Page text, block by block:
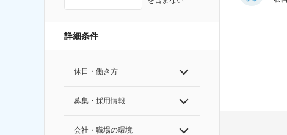
詳細条件
休日・働き方
募集・採用情報
会社・職場の環境